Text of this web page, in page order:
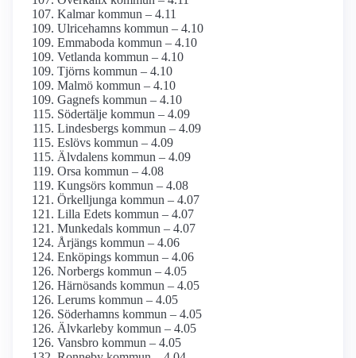
Kalmar kommun – 4.11
Ulricehamns kommun – 4.10
Emmaboda kommun – 4.10
Vetlanda kommun – 4.10
Tjörns kommun – 4.10
Malmö kommun – 4.10
Gagnefs kommun – 4.10
Södertälje kommun – 4.09
Lindesbergs kommun – 4.09
Eslövs kommun – 4.09
Älvdalens kommun – 4.09
Orsa kommun – 4.08
Kungsörs kommun – 4.08
Örkelljunga kommun – 4.07
Lilla Edets kommun – 4.07
Munkedals kommun – 4.07
Årjängs kommun – 4.06
Enköpings kommun – 4.06
Norbergs kommun – 4.05
Härnösands kommun – 4.05
Lerums kommun – 4.05
Söderhamns kommun – 4.05
Älvkarleby kommun – 4.05
Vansbro kommun – 4.05